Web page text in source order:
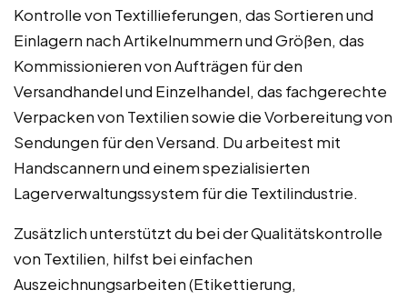
Kontrolle von Textillieferungen, das Sortieren und
Einlagern nach Artikelnummern und Größen, das
Kommissionieren von Aufträgen für den
Versandhandel und Einzelhandel, das fachgerechte
Verpacken von Textilien sowie die Vorbereitung von
Sendungen für den Versand. Du arbeitest mit
Handscannern und einem spezialisierten
Lagerverwaltungssystem für die Textilindustrie.
Zusätzlich unterstützt du bei der Qualitätskontrolle
von Textilien, hilfst bei einfachen
Auszeichnungsarbeiten (Etikettierung,